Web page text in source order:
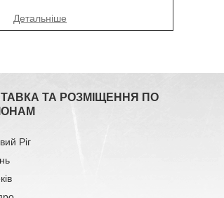
ТА РОЗМІЩЕННЯ ПО
Ріг